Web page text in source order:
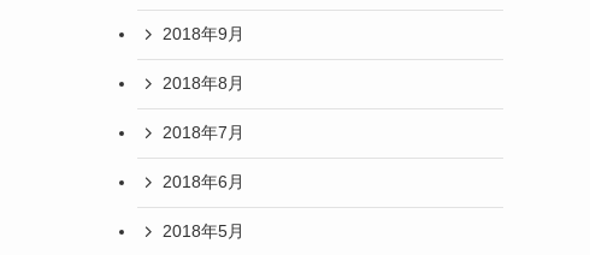
2018年9月
2018年8月
2018年7月
2018年6月
2018年5月